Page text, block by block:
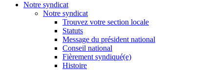
Notre syndicat
Notre syndicat
Trouvez votre section locale
Statuts
Message du président national
Conseil national
Fièrement syndiqué(e)
Histoire